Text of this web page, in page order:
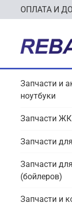
ОПЛАТА И
Запчасти и
ноутбуки
Запчасти
Запчасти
Запчасти
(бойлеров)
Запчасти и